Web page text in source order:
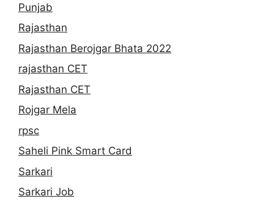
Punjab
Rajasthan
Rajasthan Berojgar Bhata 2022
rajasthan CET
Rajasthan CET
Rojgar Mela
rpsc
Saheli Pink Smart Card
Sarkari
Sarkari Job